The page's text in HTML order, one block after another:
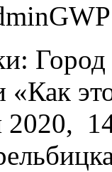
«Как
2020,